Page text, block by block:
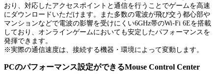
おり、対応したアクセスポイントと通信を行うことでゲームを高速
にダウンロードいただけます。また多数の電波が飛び交う都心部や
マンションなどで電波の影響を受けにくい6GHz帯のWi-Fi 6Eを搭載
しており、オンラインゲームにおいても安定したパフォーマンスを
発揮できます。
※実際の通信速度は、接続する機器・環境によって変動します。
PCのパフォーマンス設定ができるMouse Control Center